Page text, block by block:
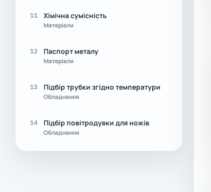
11 Хімічна сумісність
Матеріали
12 Паспорт металу
Матеріали
13 Підбір трубки згідно температури
Обладнання
14 Підбір повітродувки для ножів
Обладнання